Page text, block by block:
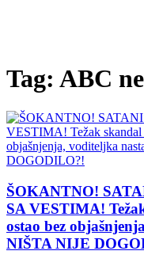
Tag: ABC
ŠOKANTNO!
SA VESTIMA!
ostao bez
NIŠTA NIJE